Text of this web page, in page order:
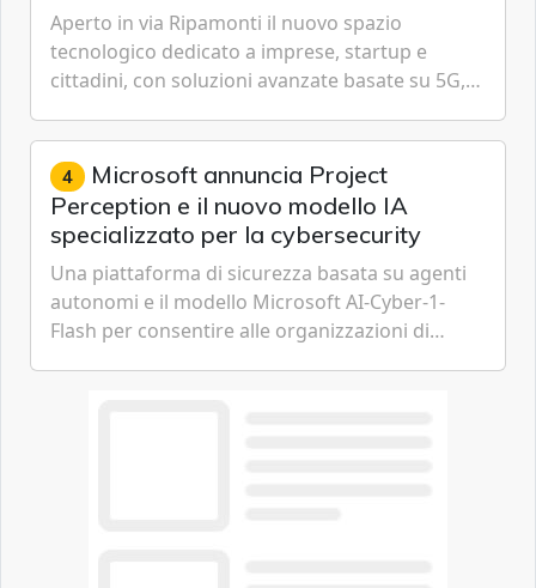
Aperto in via Ripamonti il nuovo spazio
tecnologico dedicato a imprese, startup e
cittadini, con soluzioni avanzate basate su 5G,
Cybersecurity.
4 Microsoft annuncia Project
Perception e il nuovo modello IA
specializzato per la cybersecurity
Una piattaforma di sicurezza basata su agenti
autonomi e il modello Microsoft AI-Cyber-1-
Flash per consentire alle organizzazioni di